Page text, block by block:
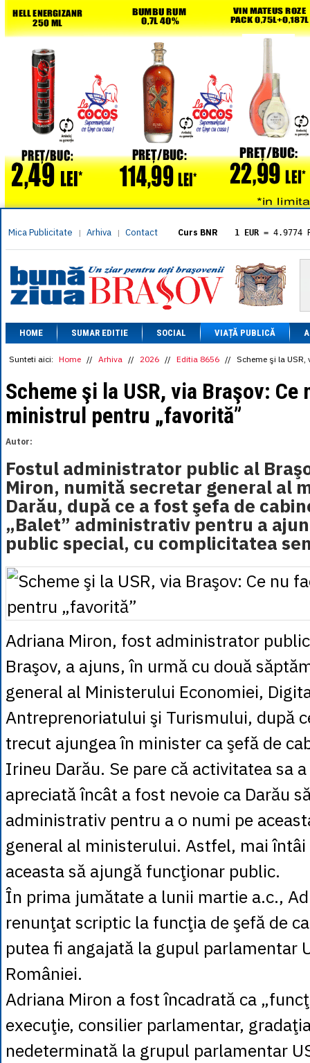
Mica Publicitate | Arhiva | Contact Curs BNR 1 EUR = 4.9774
= 5.8304
1 XAU= 464.4611
1 AED= 1.1933
1 AUD= 2.7957
1 BGN= 2.5449
1 CAD= 3.1559
1 CHF= 5.2813
1 CNY= 0.6015
= 0.6668
1 EGP= 0.0860
1 HUF
1 MXN
= 0.2227
1 NOK= 0.4191
1 NZD= 2.6097
1 PLN = 1.1646
1 RSD = 0.0425
1 RUB= 0.0530
1 SEK= 0.4526
1 UAH= 0.1048
1 XDR= 5.9383
HOME SUMAR EDITIE SOCIAL VIAȚĂ PUBLICĂ
Sunteti aici: Home // Arhiva // 2026 // Editia 8656 // Scheme şi la
Scheme şi la USR, via Braşov: Ce
ministrul pentru „favorită”
Autor:
Fostul administrator public al
Miron, numită secretar general al
Darău, după ce a fost şefa de
„Balet” administrativ pentru a
public special, cu complicitatea
Adriana Miron, fost administrator
Braşov, a ajuns, în urmă cu două
general al Ministerului Economiei,
Antreprenoriatului şi Turismului, după
trecut ajungea în minister ca şefă de
Irineu Darău. Se pare că activitatea sa
apreciată încât a fost nevoie ca Darău
administrativ pentru a o numi pe
general al ministerului. Astfel, mai întâi
aceasta să ajungă funcţionar public.
În prima jumătate a lunii martie a.c.,
renunţat scriptic la funcţia de şefă de
putea fi angajată la gupul parlamentar
României.
Adriana Miron a fost încadrată ca
execuţie, consilier parlamentar,
nedeterminată la grupul parlamentar